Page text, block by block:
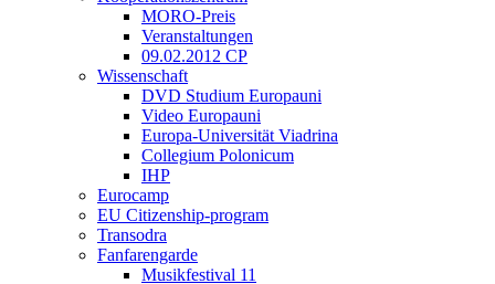
MORO-Preis
Veranstaltungen
09.02.2012 CP
Wissenschaft
DVD Studium Europauni
Video Europauni
Europa-Universität Viadrina
Collegium Polonicum
IHP
Eurocamp
EU Citizenship-program
Transodra
Fanfarengarde
Musikfestival 11